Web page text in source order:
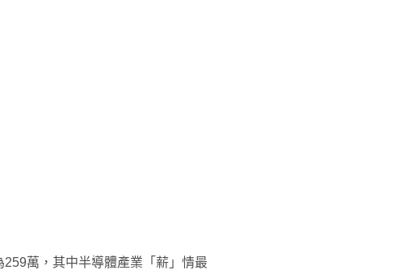
259萬，其中半導體產業「薪」情最